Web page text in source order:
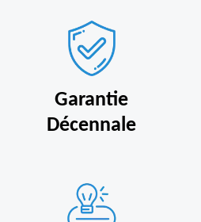
Garantie
Décennale